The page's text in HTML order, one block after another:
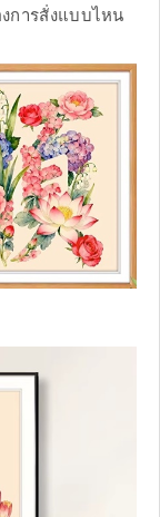
การสั่งแบบไหน